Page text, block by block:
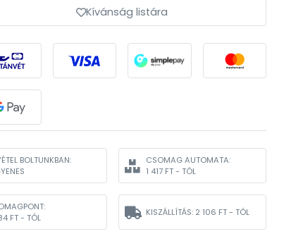
Kívánság listára
BOLTUNKBAN:
CSOMAG AUTOMATA:
1 417 FT - TÓL
FT - TÓL
KISZÁLLÍTÁS: 2 106 FT - TÓL